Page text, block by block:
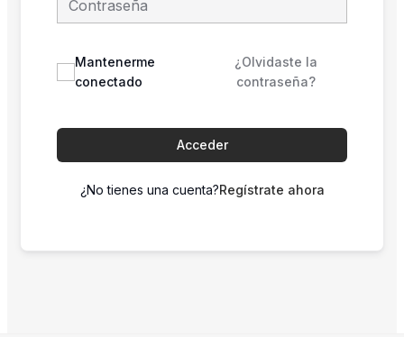
Mantenerme
conectado
¿Olvidaste la
contraseña?
Acceder
¿No tienes una cuenta?Regístrate ahora